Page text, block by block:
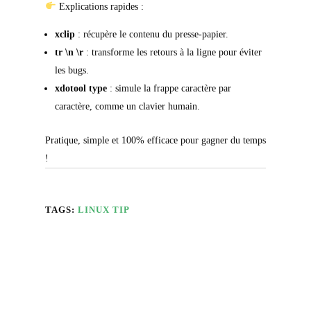
Explications rapides :
xclip: récupère le contenu du presse-papier.
tr \n \r: transforme les retours à la ligne pour éviter
les bugs.
xdotool type: simule la frappe caractère par
caractère, comme un clavier humain.
Pratique, simple et 100% efficace pour gagner du temps
!
TAGS: LINUX TIP